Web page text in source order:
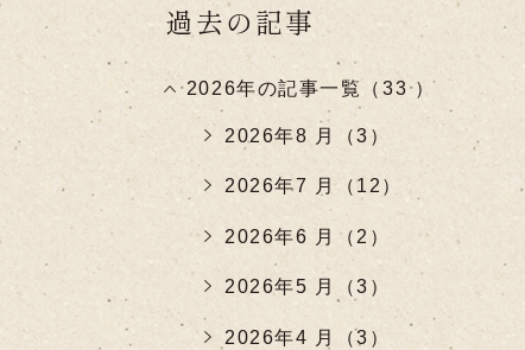
過去の記事
2026年の記事一覧（33 ）
2026年8 月（3）
2026年7 月（12）
2026年6 月（2）
2026年5 月（3）
2026年4 月（3）